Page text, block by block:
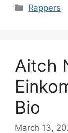
Categories
Rappers
Aitch
Bio
March 13,